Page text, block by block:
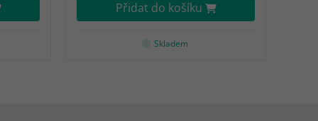
Přidat do košíku
Skladem